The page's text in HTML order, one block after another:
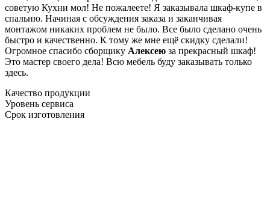
советую Кухни мол! Не пожалеете! Я заказывала шкаф-купе в
спальню. Начиная с обсуждения заказа и заканчивая
монтажом никаких проблем не было. Все было сделано очень
быстро и качественно. К тому же мне ещё скидку сделали!
Огромное спасибо сборщику Алексею за прекрасный шкаф!
Это мастер своего дела! Всю мебель буду заказывать только
здесь.
Качество продукции
Уровень сервиса
Срок изготовления